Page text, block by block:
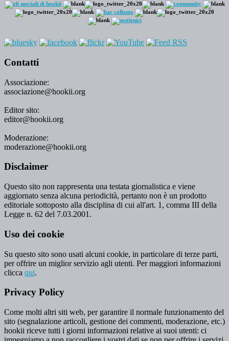
Contatti
Associazione:
associazione@hookii.org
Editor sito:
editor@hookii.org
Moderazione:
moderazione@hookii.org
Disclaimer
Questo sito non rappresenta una testata giornalistica e viene
aggiornato senza alcuna periodicità, pertanto non è un prodotto
editoriale sottoposto alla disciplina di cui all'art. 1, comma III della
Legge n. 62 del 7.03.2001.
Uso dei cookie
Su questo sito sono usati alcuni cookie, in particolare di terze parti,
per offrire un miglior servizio agli utenti. Per maggiori informazioni
clicca qui.
Privacy Policy
Come molti altri siti web, per garantire il normale funzionamento del
sito (segnalazione articoli, gestione dei commenti, moderazione, etc.)
hookii riceve tutti i giorni informazioni relative ai suoi utenti: ci